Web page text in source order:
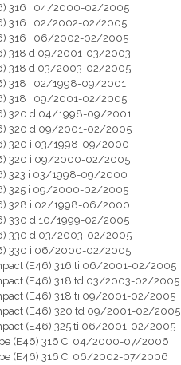
316 i 04/2000-02/2005
316 i 02/2002-02/2005
316 i 06/2002-02/2005
318 d 09/2001-03/2003
318 d 03/2003-02/2005
318 i 02/1998-09/2001
318 i 09/2001-02/2005
320 d 04/1998-09/2001
320 d 09/2001-02/2005
320 i 03/1998-09/2000
320 i 09/2000-02/2005
323 i 03/1998-09/2000
325 i 09/2000-02/2005
328 i 02/1998-06/2000
330 d 10/1999-02/2005
330 d 03/2003-02/2005
330 i 06/2000-02/2005
(E46) 316 ti 06/2001-02/2005
(E46) 318 td 03/2003-02/2005
(E46) 318 ti 09/2001-02/2005
(E46) 320 td 09/2001-02/2005
(E46) 325 ti 06/2001-02/2005
(E46) 316 Ci 04/2000-07/2006
(E46) 316 Ci 06/2002-07/2006